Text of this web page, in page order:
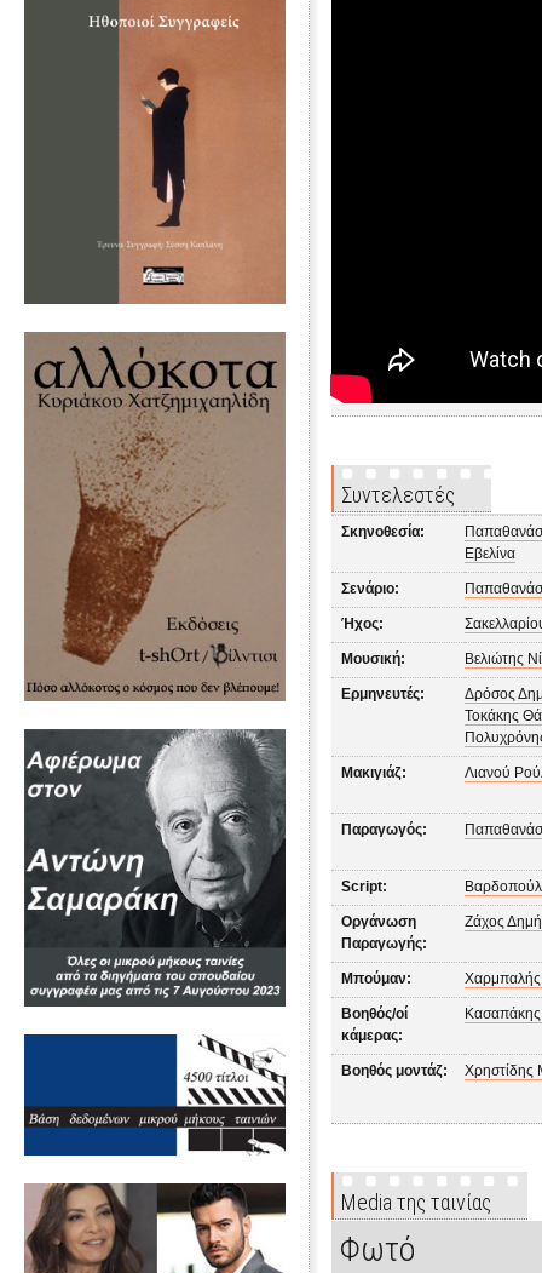
Συντελεστές
Σκηνοθεσία:
Εβελίνα
Σενάριο:
Ήχος:
Μουσική: Βελιώτης
Ερμηνευτές:
Δρόσος
Τοκάκης
Μακιγιάζ: Λιανού
Παραγωγός:
Script:
Οργάνωση
Παραγωγής:
Ζάχος
Μπούμαν:
Βοηθός/οί
κάμερας:
Βοηθός μοντάζ: Χρηστίδης
Media της ταινίας
Φωτό